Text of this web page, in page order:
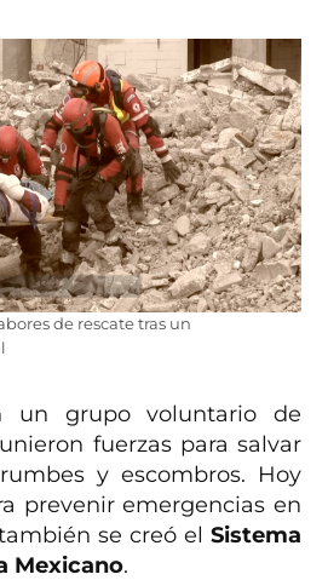
de rescate tras un
un grupo voluntario de
fuerzas para salvar
y escombros. Hoy
prevenir emergencias en
se creó el Sistema
Mexicano.